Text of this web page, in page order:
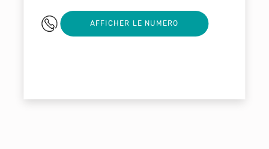
0493175083
AFFICHER LE NUMERO